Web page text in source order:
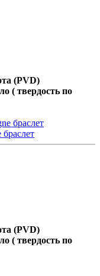
(PVD)
( твердость по
(PVD)
( твердость по